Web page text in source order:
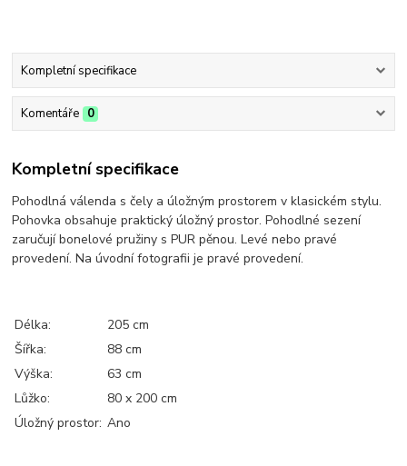
Kompletní specifikace
Komentáře 0
Kompletní specifikace
Pohodlná válenda s čely a úložným prostorem v klasickém stylu.
Pohovka obsahuje praktický úložný prostor. Pohodlné sezení
zaručují bonelové pružiny s PUR pěnou. Levé nebo pravé
provedení. Na úvodní fotografii je pravé provedení.
Délka:
205 cm
Šířka:
88 cm
Výška:
63 cm
Lůžko:
80 x 200 cm
Úložný prostor: Ano